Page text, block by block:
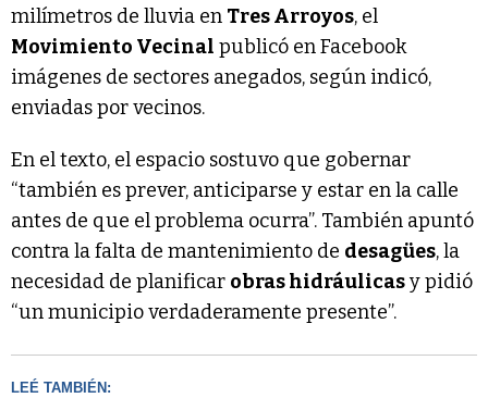
milímetros de lluvia en Tres Arroyos, el
Movimiento Vecinal publicó en Facebook
imágenes de sectores anegados, según indicó,
enviadas por vecinos.
En el texto, el espacio sostuvo que gobernar
“también es prever, anticiparse y estar en la calle
antes de que el problema ocurra”. También apuntó
contra la falta de mantenimiento de desagües, la
necesidad de planificar obras hidráulicasy pidió
“un municipio verdaderamente presente”.
LEÉ TAMBIÉN: